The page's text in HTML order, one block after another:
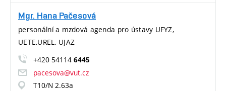
Mgr. Hana Pačesová
personální a mzdová agenda pro ústavy UFYZ,
UETE,UREL, UJAZ
+420 54114 6445
pacesova@vut.cz
T10/N 2.63a